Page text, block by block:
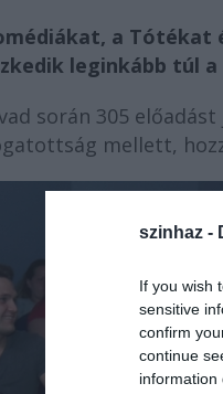
szinhaz -
If you wish
sensitive
confirm
continue
information
a Tótékat
leginkább túl
során 305
mellett,